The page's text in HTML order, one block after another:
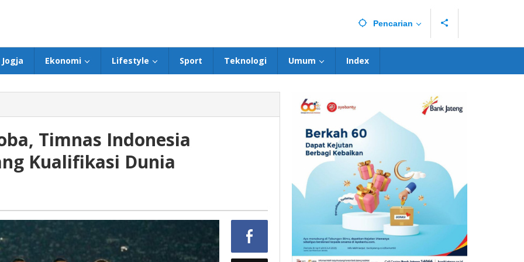
Pencarian
Jogja Ekonomi Lifestyle Sport Teknologi Umum Index
Timnas Indonesia
Kualifikasi Dunia